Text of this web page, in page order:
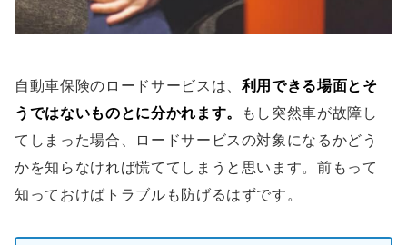
自動車保険のロードサービスは、 利用できる場面とそ
うではないものとに分かれます。
もし突然車が故障し
てしまった場合、ロードサービスの対象になるかどう
かを知らなければ慌ててしまうと思います。前もって
知っておけばトラブルも防げるはずです。